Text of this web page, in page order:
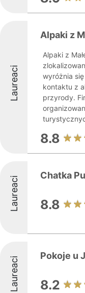
Laureaci
Alpaki z
Alpaki z
wyróżnia
kontaktu z
przyrody.
8.8
Laureaci Chatka
8.8
Laureaci Pokoje u
8.2